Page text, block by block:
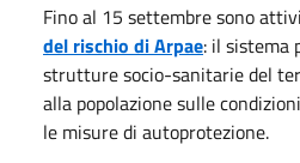
Fino al 15 settembre sono
del rischio di Arpae: il sistema
strutture socio-sanitarie del
alla popolazione sulle
le misure di autoprotezione.